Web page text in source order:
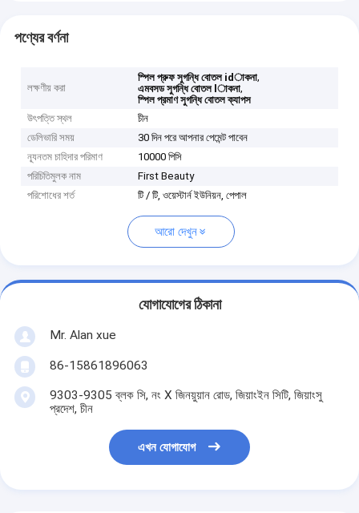
পণ্যের বর্ণনা
লক্ষণীয় করা
স্পিল প্রুফ সুগন্ধি বোতল idাকনা,
এমবসড সুগন্ধি বোতল lাকনা,
স্পিল প্রমাণ সুগন্ধি বোতল ক্যাপস
উৎপত্তি স্থল
চীন
ডেলিভারি সময়
30 দিন পরে আপনার পেমেন্ট পাবেন
ন্যূনতম চাহিদার পরিমাণ
10000 পিসি
পরিচিতিমুলক নাম
First Beauty
পরিশোধের শর্ত
টি / টি, ওয়েস্টার্ন ইউনিয়ন, পেপাল
আরো দেখুন
যোগাযোগের ঠিকানা
Mr. Alan xue
86-15861896063
9303-9305 ব্লক সি, নং X জিনয়ুয়ান রোড, জিয়াংইন সিটি, জিয়াংসু
প্রদেশ, চীন
এখন যোগাযোগ